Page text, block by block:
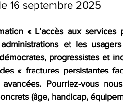
16 septembre 2025
« L’accès aux
et les
progressistes et
« fractures persistantes
Pourriez-vous
(âge, handicap,